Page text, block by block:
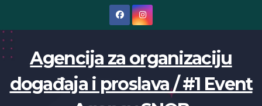
content
Agencija za organizaciju
događaja i proslava / #1 Event